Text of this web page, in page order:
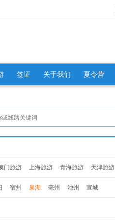
签证 关于我们 夏令营
门旅游 上海旅游 青海旅游 天津旅游
湖北旅游
宿州 巢湖 亳州 池州 宣城